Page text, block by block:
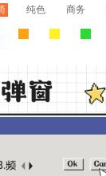
纯色 商务